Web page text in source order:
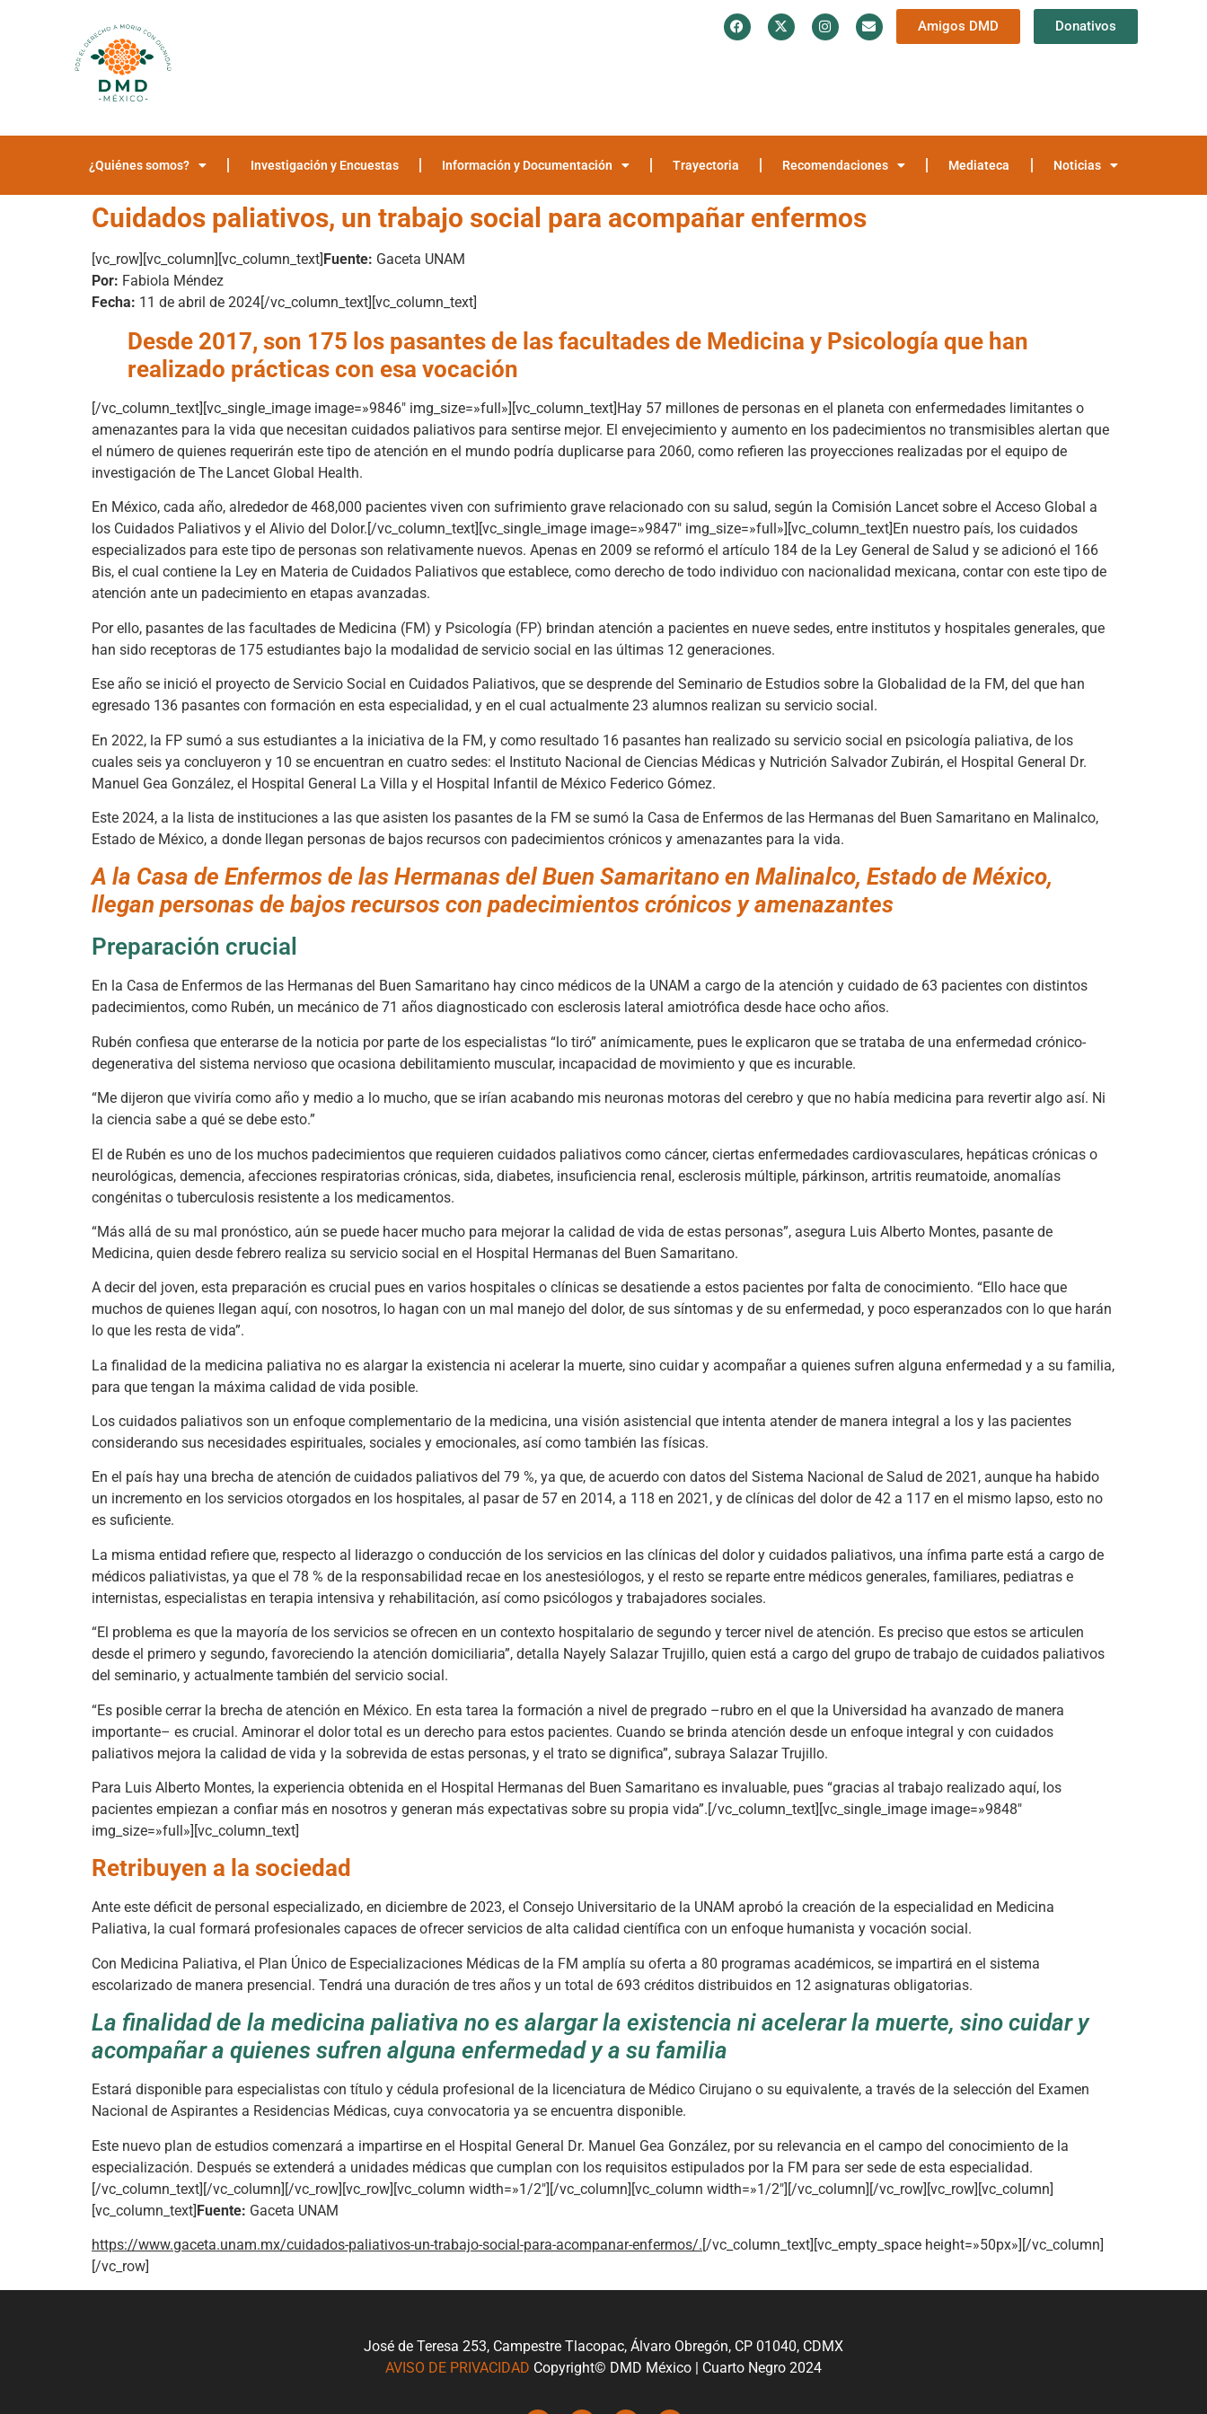
Amigos DMD Donativos
¿Quiénes somos? Investigación y Encuestas Información y Documentación Trayectoria Recomendaciones Mediateca Noticias
Cuidados paliativos, un trabajo social para acompañar enfermos
[vc_row][vc_column][vc_column_text]Fuente: Gaceta UNAM
Por: Fabiola Méndez
Fecha: 11 de abril de 2024[/vc_column_text][vc_column_text]
Desde 2017, son 175 los pasantes de las facultades de Medicina y Psicología que han
realizado prácticas con esa vocación
[/vc_column_text][vc_single_image image=»9846″ img_size=»full»][vc_column_text]Hay 57 millones de personas en el planeta con enfermedades limitantes o
amenazantes para la vida que necesitan cuidados paliativos para sentirse mejor. El envejecimiento y aumento en los padecimientos no transmisibles alertan que
el número de quienes requerirán este tipo de atención en el mundo podría duplicarse para 2060, como refieren las proyecciones realizadas por el equipo de
investigación de The Lancet Global Health.
En México, cada año, alrededor de 468,000 pacientes viven con sufrimiento grave relacionado con su salud, según la Comisión Lancet sobre el Acceso Global a
los Cuidados Paliativos y el Alivio del Dolor.[/vc_column_text][vc_single_image image=»9847″ img_size=»full»][vc_column_text]En nuestro país, los cuidados
especializados para este tipo de personas son relativamente nuevos. Apenas en 2009 se reformó el artículo 184 de la Ley General de Salud y se adicionó el 166
Bis, el cual contiene la Ley en Materia de Cuidados Paliativos que establece, como derecho de todo individuo con nacionalidad mexicana, contar con este tipo de
atención ante un padecimiento en etapas avanzadas.
Por ello, pasantes de las facultades de Medicina (FM) y Psicología (FP) brindan atención a pacientes en nueve sedes, entre institutos y hospitales generales, que
han sido receptoras de 175 estudiantes bajo la modalidad de servicio social en las últimas 12 generaciones.
Ese año se inició el proyecto de Servicio Social en Cuidados Paliativos, que se desprende del Seminario de Estudios sobre la Globalidad de la FM, del que han
egresado 136 pasantes con formación en esta especialidad, y en el cual actualmente 23 alumnos realizan su servicio social.
En 2022, la FP sumó a sus estudiantes a la iniciativa de la FM, y como resultado 16 pasantes han realizado su servicio social en psicología paliativa, de los
cuales seis ya concluyeron y 10 se encuentran en cuatro sedes: el Instituto Nacional de Ciencias Médicas y Nutrición Salvador Zubirán, el Hospital General Dr.
Manuel Gea González, el Hospital General La Villa y el Hospital Infantil de México Federico Gómez.
Este 2024, a la lista de instituciones a las que asisten los pasantes de la FM se sumó la Casa de Enfermos de las Hermanas del Buen Samaritano en Malinalco,
Estado de México, a donde llegan personas de bajos recursos con padecimientos crónicos y amenazantes para la vida.
A la Casa de Enfermos de las Hermanas del Buen Samaritano en Malinalco, Estado de México,
llegan personas de bajos recursos con padecimientos crónicos y amenazantes
Preparación crucial
En la Casa de Enfermos de las Hermanas del Buen Samaritano hay cinco médicos de la UNAM a cargo de la atención y cuidado de 63 pacientes con distintos
padecimientos, como Rubén, un mecánico de 71 años diagnosticado con esclerosis lateral amiotrófica desde hace ocho años.
Rubén confiesa que enterarse de la noticia por parte de los especialistas “lo tiró” anímicamente, pues le explicaron que se trataba de una enfermedad crónico-
degenerativa del sistema nervioso que ocasiona debilitamiento muscular, incapacidad de movimiento y que es incurable.
“Me dijeron que viviría como año y medio a lo mucho, que se irían acabando mis neuronas motoras del cerebro y que no había medicina para revertir algo así. Ni
la ciencia sabe a qué se debe esto.”
El de Rubén es uno de los muchos padecimientos que requieren cuidados paliativos como cáncer, ciertas enfermedades cardiovasculares, hepáticas crónicas o
neurológicas, demencia, afecciones respiratorias crónicas, sida, diabetes, insuficiencia renal, esclerosis múltiple, párkinson, artritis reumatoide, anomalías
congénitas o tuberculosis resistente a los medicamentos.
“Más allá de su mal pronóstico, aún se puede hacer mucho para mejorar la calidad de vida de estas personas”, asegura Luis Alberto Montes, pasante de
Medicina, quien desde febrero realiza su servicio social en el Hospital Hermanas del Buen Samaritano.
A decir del joven, esta preparación es crucial pues en varios hospitales o clínicas se desatiende a estos pacientes por falta de conocimiento. “Ello hace que
muchos de quienes llegan aquí, con nosotros, lo hagan con un mal manejo del dolor, de sus síntomas y de su enfermedad, y poco esperanzados con lo que harán
lo que les resta de vida”.
La finalidad de la medicina paliativa no es alargar la existencia ni acelerar la muerte, sino cuidar y acompañar a quienes sufren alguna enfermedad y a su familia,
para que tengan la máxima calidad de vida posible.
Los cuidados paliativos son un enfoque complementario de la medicina, una visión asistencial que intenta atender de manera integral a los y las pacientes
considerando sus necesidades espirituales, sociales y emocionales, así como también las físicas.
En el país hay una brecha de atención de cuidados paliativos del 79 %, ya que, de acuerdo con datos del Sistema Nacional de Salud de 2021, aunque ha habido
un incremento en los servicios otorgados en los hospitales, al pasar de 57 en 2014, a 118 en 2021, y de clínicas del dolor de 42 a 117 en el mismo lapso, esto no
es suficiente.
La misma entidad refiere que, respecto al liderazgo o conducción de los servicios en las clínicas del dolor y cuidados paliativos, una ínfima parte está a cargo de
médicos paliativistas, ya que el 78 % de la responsabilidad recae en los anestesiólogos, y el resto se reparte entre médicos generales, familiares, pediatras e
internistas, especialistas en terapia intensiva y rehabilitación, así como psicólogos y trabajadores sociales.
“El problema es que la mayoría de los servicios se ofrecen en un contexto hospitalario de segundo y tercer nivel de atención. Es preciso que estos se articulen
desde el primero y segundo, favoreciendo la atención domiciliaria”, detalla Nayely Salazar Trujillo, quien está a cargo del grupo de trabajo de cuidados paliativos
del seminario, y actualmente también del servicio social.
“Es posible cerrar la brecha de atención en México. En esta tarea la formación a nivel de pregrado –rubro en el que la Universidad ha avanzado de manera
importante– es crucial. Aminorar el dolor total es un derecho para estos pacientes. Cuando se brinda atención desde un enfoque integral y con cuidados
paliativos mejora la calidad de vida y la sobrevida de estas personas, y el trato se dignifica”, subraya Salazar Trujillo.
Para Luis Alberto Montes, la experiencia obtenida en el Hospital Hermanas del Buen Samaritano es invaluable, pues “gracias al trabajo realizado aquí, los
pacientes empiezan a confiar más en nosotros y generan más expectativas sobre su propia vida”.[/vc_column_text][vc_single_image image=»9848″
img_size=»full»][vc_column_text]
Retribuyen a la sociedad
Ante este déficit de personal especializado, en diciembre de 2023, el Consejo Universitario de la UNAM aprobó la creación de la especialidad en Medicina
Paliativa, la cual formará profesionales capaces de ofrecer servicios de alta calidad científica con un enfoque humanista y vocación social.
Con Medicina Paliativa, el Plan Único de Especializaciones Médicas de la FM amplía su oferta a 80 programas académicos, se impartirá en el sistema
escolarizado de manera presencial. Tendrá una duración de tres años y un total de 693 créditos distribuidos en 12 asignaturas obligatorias.
La finalidad de la medicina paliativa no es alargar la existencia ni acelerar la muerte, sino cuidar y
acompañar a quienes sufren alguna enfermedad y a su familia
Estará disponible para especialistas con título y cédula profesional de la licenciatura de Médico Cirujano o su equivalente, a través de la selección del Examen
Nacional de Aspirantes a Residencias Médicas, cuya convocatoria ya se encuentra disponible.
Este nuevo plan de estudios comenzará a impartirse en el Hospital General Dr. Manuel Gea González, por su relevancia en el campo del conocimiento de la
especialización. Después se extenderá a unidades médicas que cumplan con los requisitos estipulados por la FM para ser sede de esta especialidad.
[/vc_column_text][/vc_column][/vc_row][vc_row][vc_column width=»1/2″][/vc_column][vc_column width=»1/2″][/vc_column][/vc_row][vc_row][vc_column]
[vc_column_text]Fuente: Gaceta UNAM
https://www.gaceta.unam.mx/cuidados-paliativos-un-trabajo-social-para-acompanar-enfermos/.[/vc_column_text][vc_empty_space height=»50px»][/vc_column]
[/vc_row]
José de Teresa 253, Campestre Tlacopac, Álvaro Obregón, CP 01040, CDMX
AVISO DE PRIVACIDAD Copyright© DMD México | Cuarto Negro 2024